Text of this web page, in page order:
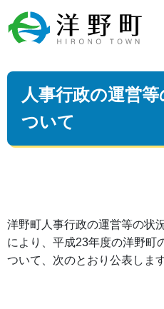
人事行政の運営
ついて
洋野町人事行政の運営等の状
により、平成23年度の洋野町
ついて、次のとおり公表します